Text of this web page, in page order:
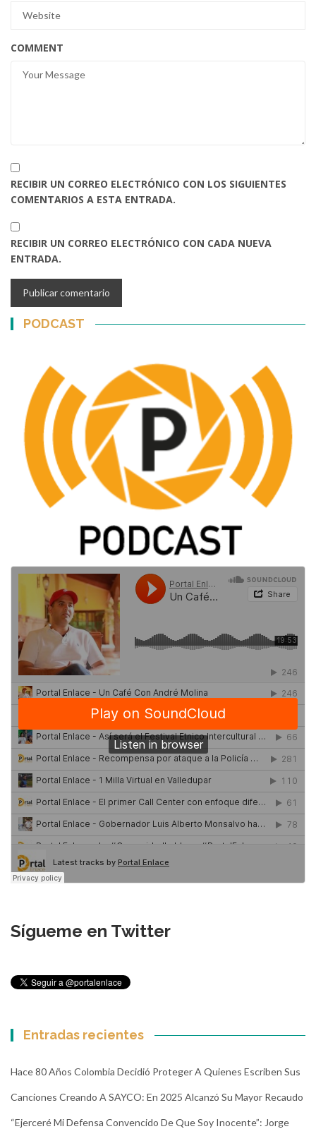
COMMENT
RECIBIR UN CORREO ELECTRÓNICO CON LOS SIGUIENTES
COMENTARIOS A ESTA ENTRADA.
RECIBIR UN CORREO ELECTRÓNICO CON CADA NUEVA
ENTRADA.
PODCAST
Sígueme en Twitter
Entradas recientes
Hace 80 Años Colombia Decidió Proteger A Quienes Escriben Sus
Canciones Creando A SAYCO: En 2025 Alcanzó Su Mayor Recaudo
“Ejerceré Mi Defensa Convencido De Que Soy Inocente”: Jorge